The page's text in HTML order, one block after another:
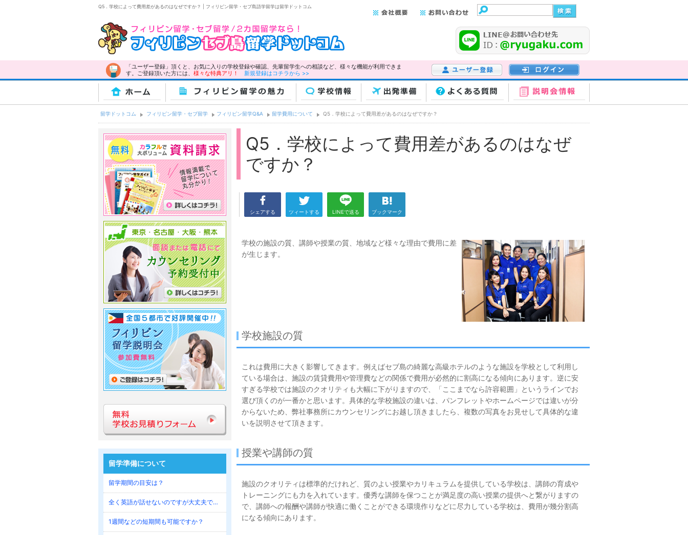
Q5．学校によって費用差があるのはなぜですか？ | フィリピン留学・セブ島語学留学は留学ドットコム
「ユーザー登録」頂くと、お気に入りの学校登録や確認、先輩留学生への相談など、様々な機能が利用できま
す。ご登録頂いた方には、 様々な特典アリ！
新規登録はコチラから >>
ユーザー登録
ログイン
ホーム フィリピン留学の魅力 学校情報 出発準備
留学ドットコム フィリピン留学・セブ留学 フィリピン留学Q&A 留学費用について Q5．学校によって費用差があるのはなぜですか？
Q5．学校によって費用差があるのはなぜ
ですか？
シェアする ツィートする LINEで送る ブックマーク
学校の施設の質、講師や授業の質、地域など様々な理由で費用に差
が生じます。
学校施設の質
これは費用に大きく影響してきます。例えばセブ島の綺麗な高級ホテルのような施設を学校として利用し
ている場合は、施設の賃貸費用や管理費などの関係で費用が必然的に割高になる傾向にあります。逆に安
すぎる学校では施設のクオリティも大幅に下がりますので、「ここまでなら許容範囲」というラインでお
選び頂くのが一番かと思います。具体的な学校施設の違いは、パンフレットやホームページでは違いが分
からないため、弊社事務所にカウンセリングにお越し頂きましたら、複数の写真をお見せして具体的な違
いを説明させて頂きます。
授業や講師の質
施設のクオリティは標準的だけれど、質のよい授業やカリキュラムを提供している学校は、講師の育成や
トレーニングにも力を入れています。優秀な講師を保つことが満足度の高い授業の提供へと繋がりますの
で、講師への報酬や講師が快適に働くことができる環境作りなどに尽力している学校は、費用が幾分割高
になる傾向にあります。
留学準備について
留学期間の目安は？
全く英語が話せないのですが大丈夫ですか？
1週間などの短期間も可能ですか？